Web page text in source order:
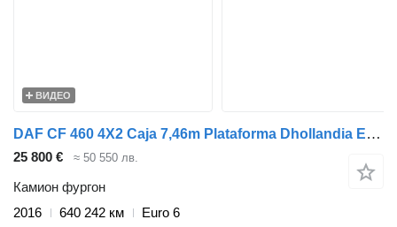
ВИДЕО
DAF CF 460 4X2 Caja 7,46m Plataforma Dhollandia Euro 6
25 800 € ≈ 50 550 лв.
Камион фургон
2016
640 242 км
Euro 6